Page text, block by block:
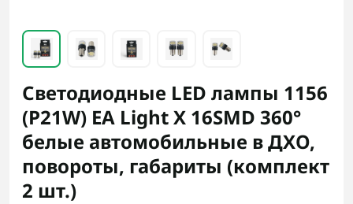
Светодиодные LED лампы 1156
(P21W) EA Light X 16SMD 360°
белые автомобильные в ДХО,
повороты, габариты (комплект
2 шт.)